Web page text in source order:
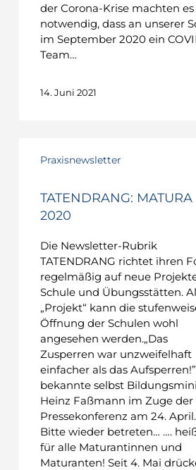
der Corona-Krise machten es
notwendig, dass an unserer
im September 2020 ein
Team…
14. Juni 2021
MaturaPraxisnewsletter
TATENDRANG: MATURA
2020
Die Newsletter-Rubrik
TATENDRANG richtet ihren
regelmäßig auf neue
Schule und Übungsstätten.
„Projekt“ kann die
Öffnung der Schulen wohl
angesehen werden.„Das
Zusperren war unzweifelhaft
einfacher als das
bekannte selbst
Heinz Faßmann im Zuge der
Pressekonferenz am 24.
Bitte wieder betreten… ….
für alle Maturantinnen und
Maturanten! Seit 4. Mai